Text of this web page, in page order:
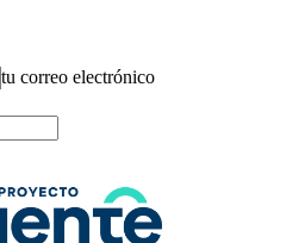
tu correo electrónico